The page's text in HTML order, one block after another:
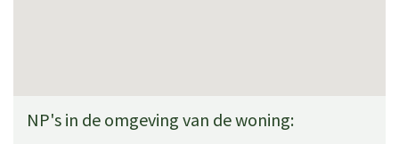
NP's in de omgeving van de woning: